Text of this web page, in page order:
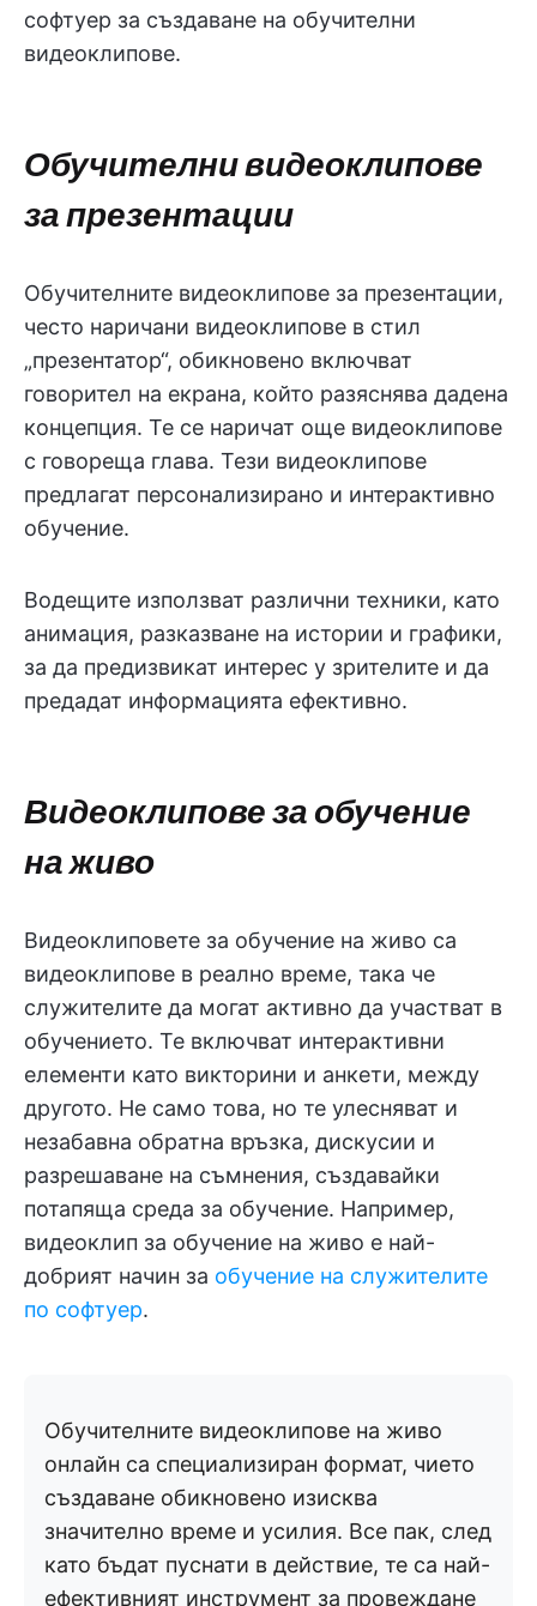
софтуер за създаване на обучителни
видеоклипове.
Обучителни видеоклипове
за презентации
Обучителните видеоклипове за презентации,
често наричани видеоклипове в стил
„презентатор“, обикновено включват
говорител на екрана, който разяснява дадена
концепция. Те се наричат още видеоклипове
с говореща глава. Тези видеоклипове
предлагат персонализирано и интерактивно
обучение.
Водещите използват различни техники, като
анимация, разказване на истории и графики,
за да предизвикат интерес у зрителите и да
предадат информацията ефективно.
Видеоклипове за обучение
на живо
Видеоклиповете за обучение на живо са
видеоклипове в реално време, така че
служителите да могат активно да участват в
обучението. Те включват интерактивни
елементи като викторини и анкети, между
другото. Не само това, но те улесняват и
незабавна обратна връзка, дискусии и
разрешаване на съмнения, създавайки
потапяща среда за обучение. Например,
видеоклип за обучение на живо е най-
добрият начин за обучение на служителите
по софтуер.
Обучителните видеоклипове на живо
онлайн са специализиран формат, чието
създаване обикновено изисква
значително време и усилия. Все пак, след
като бъдат пуснати в действие, те са най-
ефективният инструмент за провеждане